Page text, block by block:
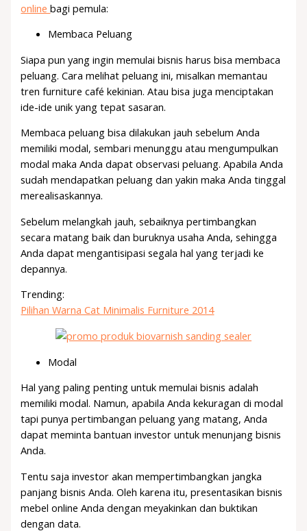
onlinebagi pemula:
Membaca Peluang
Siapa pun yang ingin memulai bisnis harus bisa membaca
peluang. Cara melihat peluang ini, misalkan memantau
tren furniture café kekinian. Atau bisa juga menciptakan
ide-ide unik yang tepat sasaran.
Membaca peluang bisa dilakukan jauh sebelum Anda
memiliki modal, sembari menunggu atau mengumpulkan
modal maka Anda dapat observasi peluang. Apabila Anda
sudah mendapatkan peluang dan yakin maka Anda tinggal
merealisaskannya.
Sebelum melangkah jauh, sebaiknya pertimbangkan
secara matang baik dan buruknya usaha Anda, sehingga
Anda dapat mengantisipasi segala hal yang terjadi ke
depannya.
Trending:
Pilihan Warna Cat Minimalis Furniture 2014
Modal
Hal yang paling penting untuk memulai bisnis adalah
memiliki modal. Namun, apabila Anda kekuragan di modal
tapi punya pertimbangan peluang yang matang, Anda
dapat meminta bantuan investor untuk menunjang bisnis
Anda.
Tentu saja investor akan mempertimbangkan jangka
panjang bisnis Anda. Oleh karena itu, presentasikan bisnis
mebel online Anda dengan meyakinkan dan buktikan
dengan data.